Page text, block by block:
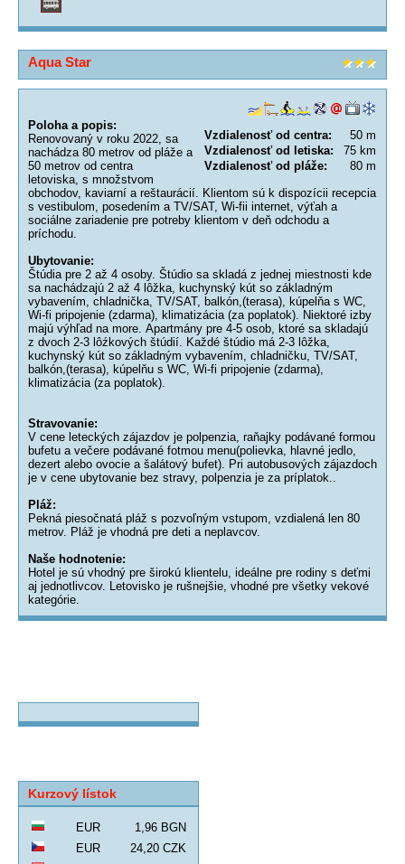
Aqua Star
Vzdialenosť od centra:
50 m
Vzdialenosť od letiska:
75 km
Vzdialenosť od pláže:
80 m
Poloha a popis:
Renovovaný v roku 2022, sa
nachádza 80 metrov od pláže a
50 metrov od centra
letoviska, s množstvom
obchodov, kaviarní a reštaurácií. Klientom sú k dispozícii recepcia
s vestibulom, posedením a TV/SAT, Wi-fii internet, výťah a
sociálne zariadenie pre potreby klientom v deň odchodu a
príchodu.
Ubytovanie:
Štúdia pre 2 až 4 osoby. Štúdio sa skladá z jednej miestnosti kde
sa nachádzajú 2 až 4 lôžka, kuchynský kút so základným
vybavením, chladnička, TV/SAT, balkón,(terasa), kúpelňa s WC,
Wi-fi pripojenie (zdarma), klimatizácia (za poplatok). Niektoré izby
majú výhľad na more. Apartmány pre 4-5 osob, ktoré sa skladajú
z dvoch 2-3 lôźkových štúdií. Každé štúdio má 2-3 lôžka,
kuchynský kút so základným vybavením, chladničku, TV/SAT,
balkón,(terasa), kúpelňu s WC, Wi-fi pripojenie (zdarma),
klimatizácia (za poplatok).
Stravovanie:
V cene leteckých zájazdov je polpenzia, raňajky podávané formou
bufetu a večere podávané fotmou menu(polievka, hlavné jedlo,
dezert alebo ovocie a šalátový bufet). Pri autobusových zájazdoch
je v cene ubytovanie bez stravy, polpenzia je za príplatok..
Pláž:
Pekná piesočnatá pláž s pozvoľným vstupom, vzdialená len 80
metrov. Pláž je vhodná pre deti a neplavcov.
Naše hodnotenie:
Hotel je sú vhodný pre širokú klientelu, ideálne pre rodiny s deťmi
aj jednotlivcov. Letovisko je rušnejšie, vhodné pre všetky vekové
kategórie.
Kurzový lístok
EUR
1,96 BGN
EUR
24,20 CZK